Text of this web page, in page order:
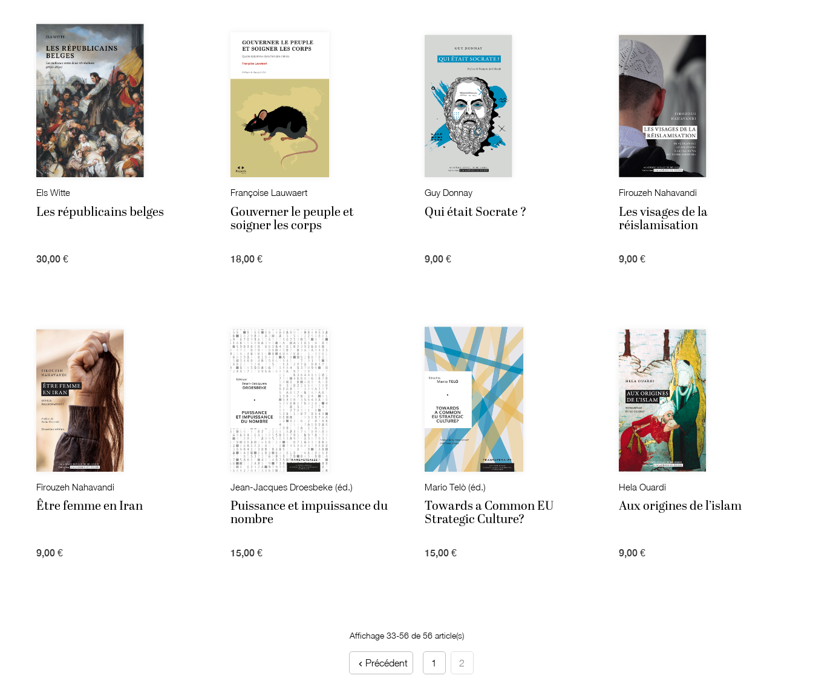
Els Witte
Les républicains belges
30,00 €
Françoise Lauwaert
Gouverner le peuple et
soigner les corps
18,00 €
Guy Donnay
Qui était Socrate ?
9,00 €
Firouzeh Nahavandi
Les visages de la
réislamisation
9,00 €
Firouzeh Nahavandi
Être femme en Iran
9,00 €
Jean-Jacques Droesbeke (éd.)
Puissance et impuissance du
nombre
15,00 €
Mario Telò (éd.)
Towards a Common EU
Strategic Culture?
15,00 €
Hela Ouardi
Aux origines de l’islam
9,00 €
Affichage 33-56 de 56 article(s)
 Précédent 1 2